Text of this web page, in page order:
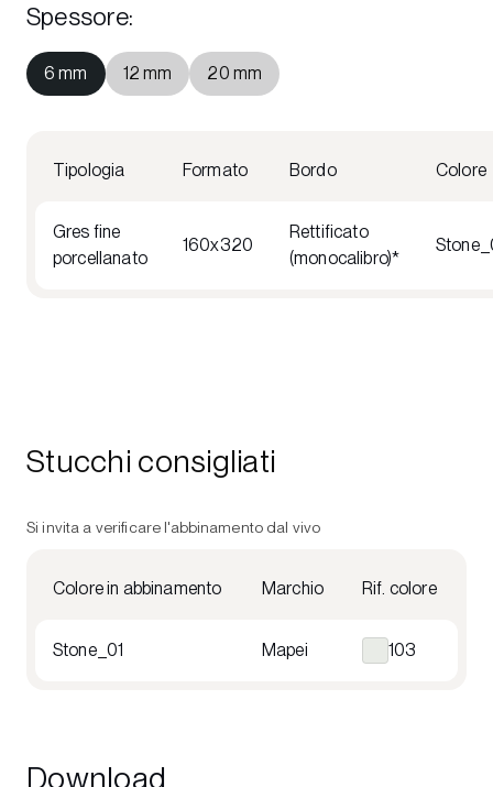
Spessore:
6 mm 12 mm 20 mm
Tipologia Formato Bordo Colore
Gres fine
porcellanato
160x320
Rettificato
(monocalibro)*
Stucchi consigliati
Si invita a verificare l'abbinamento dal vivo
Colore in abbinamento Marchio Rif. colore
Stone_01 Mapei 103
Download